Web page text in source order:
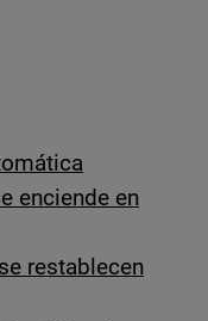
enciende en
restablecen